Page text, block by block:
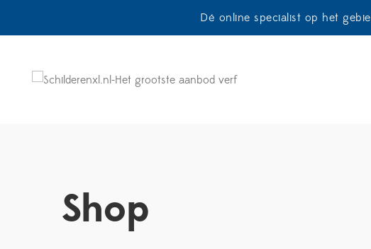
Dé online specialist op het
Shop